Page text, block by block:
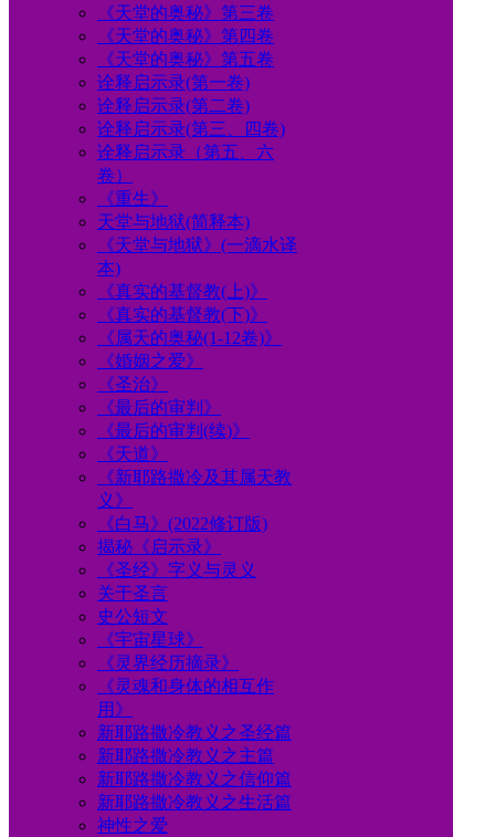
《天堂的奥秘》第三卷
《天堂的奥秘》第四卷
《天堂的奥秘》第五卷
诠释启示录(第一卷)
诠释启示录(第二卷)
诠释启示录(第三、四卷)
诠释启示录（第五、六
卷）
《重生》
天堂与地狱(简释本)
《天堂与地狱》(一滴水译
本)
《真实的基督教(上)》
《真实的基督教(下)》
《属天的奥秘(1-12卷)》
《婚姻之爱》
《圣治》
《最后的审判》
《最后的审判(续)》
《天道》
《新耶路撒冷及其属天教
义》
《白马》(2022修订版)
揭秘《启示录》
《圣经》字义与灵义
关于圣言
史公短文
《宇宙星球》
《灵界经历摘录》
《灵魂和身体的相互作
用》
新耶路撒冷教义之圣经篇
新耶路撒冷教义之主篇
新耶路撒冷教义之信仰篇
新耶路撒冷教义之生活篇
神性之爱